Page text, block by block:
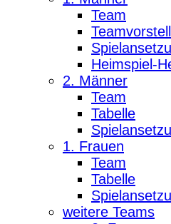
Team
Heimspiel-
2. Männer
Team
Tabelle
1. Frauen
Team
Tabelle
weitere Teams